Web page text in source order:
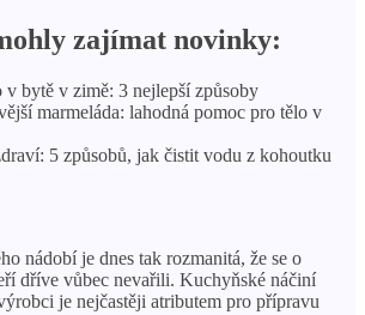
zajímat novinky:
v bytě v zimě: 3 nejlepší způsoby
marmeláda: lahodná pomoc pro tělo v
5 způsobů, jak čistit vodu z kohoutku
nádobí je dnes tak rozmanitá, že se o
dříve vůbec nevařili. Kuchyňské náčiní
je nejčastěji atributem pro přípravu